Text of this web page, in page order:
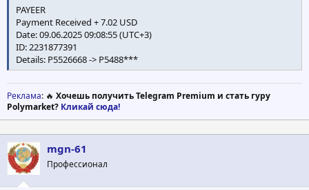
PAYEER
Payment Received + 7.02 USD
Date: 09.06.2025 09:08:55 (UTC+3)
ID: 2231877391
Details: P5526668 -> P5488***
Реклама: 🔥 Хочешь получить Telegram Premium и стать гуру
Polymarket? Кликай сюда!
mgn-61
Профессионал